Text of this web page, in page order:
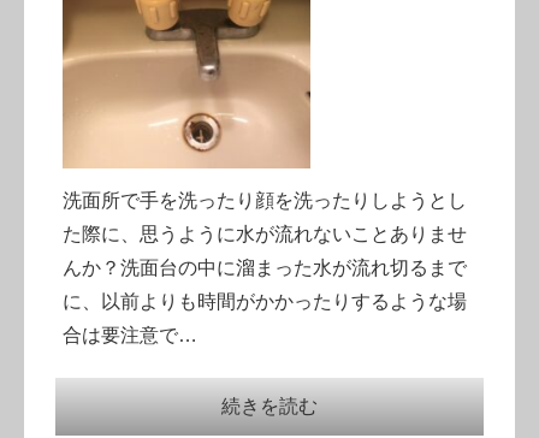
洗面所で手を洗ったり顔を洗ったりしようとし
た際に、思うように水が流れないことありませ
んか？洗面台の中に溜まった水が流れ切るまで
に、以前よりも時間がかかったりするような場
合は要注意で…
続きを読む